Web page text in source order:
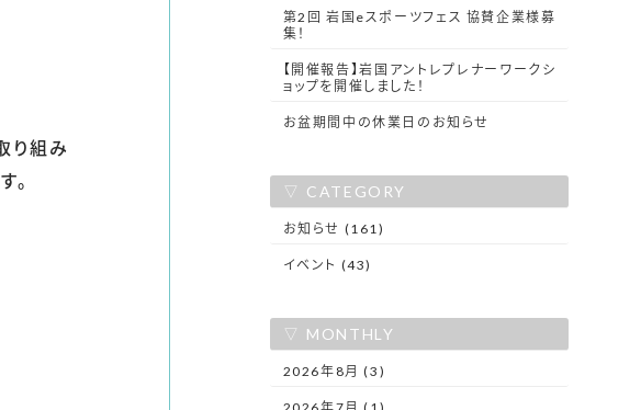
り組み
。
第2回 岩国eスポーツフェス 協賛企業様募
集！
【開催報告】岩国アントレプレナーワークシ
ョップを開催しました！
お盆期間中の休業日のお知らせ
CATEGORY
お知らせ (161)
イベント (43)
MONTHLY
2026年8月 (3)